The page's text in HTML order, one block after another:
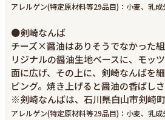
アレルゲン(特定原材料等29品目)：小麦、乳成
●剣崎なんば
チーズ×醤油はありそうでなかった
リジナルの醤油生地ベースに、モッ
面に広げ、その上に、剣崎なんばを
ピング。焼き上げると醤油の香ばし
※剣崎なんばは、石川県白山市剣崎
アレルゲン(特定原材料等29品目)：小麦、乳成